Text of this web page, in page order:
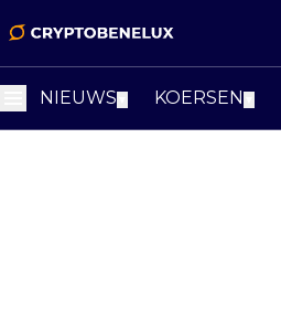
NIEUWS KOERSEN